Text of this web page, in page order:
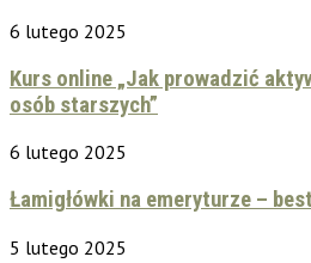
6 lutego 2025
Kurs online „Jak prowadzić
osób starszych”
6 lutego 2025
Łamigłówki na emeryturze –
5 lutego 2025